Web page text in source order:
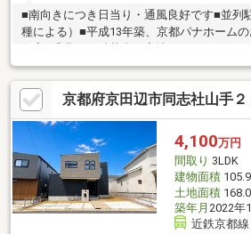
■南向きにつき日当り・通風良好です■並列
種による）■平成13年築、京都パナホーム
京都府京田辺市同志社山手
4,100万円
間取り 3LDK
建物面積
土地面積
築年月 2022年
近鉄京都